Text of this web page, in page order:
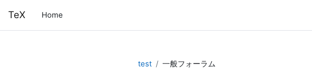
TeX Home
test 一般フォーラム